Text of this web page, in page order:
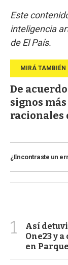
Este
inteligencia
de El País.
De
signos
racionales
¿Encontraste un
1
Así
One23 y
en